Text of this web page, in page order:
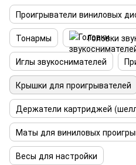
Проигрыватели виниловых
Тонармы
Головки
Иглы звукоснимателей
Крышки для проигрывателей
Держатели картриджей
Маты для виниловых
Весы для настройки